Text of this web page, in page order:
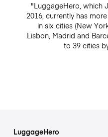
"LuggageHero, which
2016, currently has
in six cities (New
Lisbon, Madrid and
to 39 cities
LuggageHero